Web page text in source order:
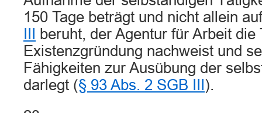
150 Tage beträgt und nicht allein
beruht, der Agentur für Arbeit
Existenzgründung nachweist und
Fähigkeiten zur Ausübung der
darlegt (§ 93 Abs. 2 SGB III ).